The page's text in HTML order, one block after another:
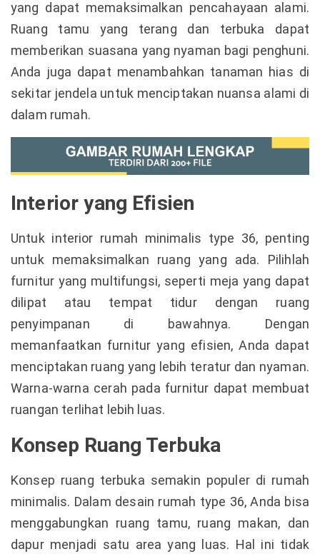
yang dapat memaksimalkan pencahayaan alami.
Ruang tamu yang terang dan terbuka dapat
memberikan suasana yang nyaman bagi penghuni.
Anda juga dapat menambahkan tanaman hias di
sekitar jendela untuk menciptakan nuansa alami di
dalam rumah.
Interior yang Efisien
Untuk interior rumah minimalis type 36, penting
untuk memaksimalkan ruang yang ada. Pilihlah
furnitur yang multifungsi, seperti meja yang dapat
dilipat atau tempat tidur dengan ruang
penyimpanan di bawahnya. Dengan
memanfaatkan furnitur yang efisien, Anda dapat
menciptakan ruang yang lebih teratur dan nyaman.
Warna-warna cerah pada furnitur dapat membuat
ruangan terlihat lebih luas.
Konsep Ruang Terbuka
Konsep ruang terbuka semakin populer di rumah
minimalis. Dalam desain rumah type 36, Anda bisa
menggabungkan ruang tamu, ruang makan, dan
dapur menjadi satu area yang luas. Hal ini tidak